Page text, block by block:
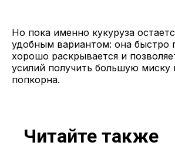
Но пока именно кукуруза
удобным вариантом: она быстро
хорошо раскрывается и
усилий получить большую миску
попкорна.
Читайте также